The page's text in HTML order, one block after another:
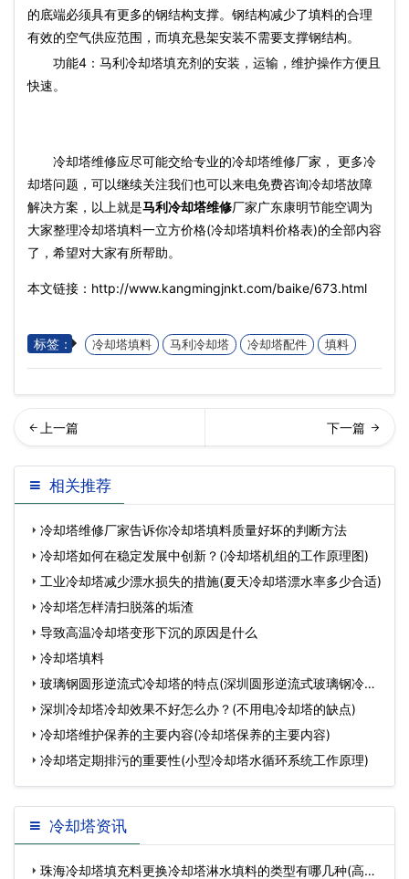
的底端必须具有更多的钢结构支撑。钢结构减少了填料的合理
有效的空气供应范围，而填充悬架安装不需要支撑钢结构。
功能4：马利冷却塔填充剂的安装，运输，维护操作方便且
快速。
冷却塔维修应尽可能交给专业的冷却塔维修厂家， 更多冷
却塔问题，可以继续关注我们也可以来电免费咨询冷却塔故障
解决方案，以上就是马利冷却塔维修厂家广东康明节能空调为
大家整理冷却塔填料一立方价格(冷却塔填料价格表)的全部内容
了，希望对大家有所帮助。
本文链接：http://www.kangmingjnkt.com/baike/673.html
标签： 冷却塔填料 马利冷却塔 冷却塔配件 填料
台冷却水塔串联时要留意的
问题(冷却水塔串联管…
于冷水塔燃烧的原因是什么
呢？(冷水塔是干嘛的它
相关推荐
冷却塔维修厂家告诉你冷却塔填料质量好坏的判断方法
冷却塔如何在稳定发展中创新？(冷却塔机组的工作原理图)
工业冷却塔减少漂水损失的措施(夏天冷却塔漂水率多少合适)
冷却塔怎样清扫脱落的垢渣
导致高温冷却塔变形下沉的原因是什么
冷却塔填料
玻璃钢圆形逆流式冷却塔的特点(深圳圆形逆流式玻璃钢冷却
塔 深圳冷却塔冷却效果不好怎么办？(不用电冷却塔的缺点)
冷却塔维护保养的主要内容(冷却塔保养的主要内容)
冷却塔定期排污的重要性(小型冷却塔水循环系统工作原理)
冷却塔资讯
珠海冷却塔填充料更换冷却塔淋水填料的类型有哪几种(高温